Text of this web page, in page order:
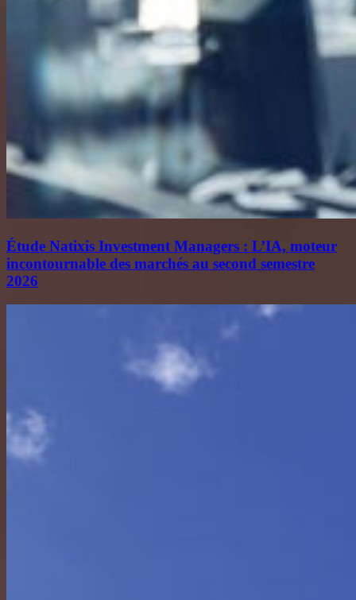
Étude Natixis Investment Managers : L’IA, moteur
incontournable des marchés au second semestre
2026